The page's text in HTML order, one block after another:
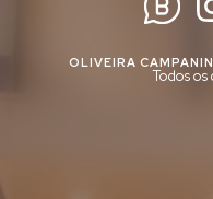
OLIVEIRA
Todos